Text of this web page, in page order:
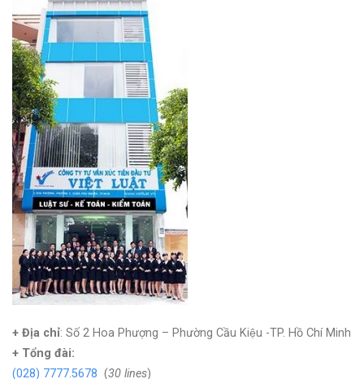
+ Địa chỉ: Số 2 Hoa Phượng – Phường Cầu Kiệu -TP. Hồ Chí Minh
+ Tổng đài:
(028) 7777.5678 (30 lines)